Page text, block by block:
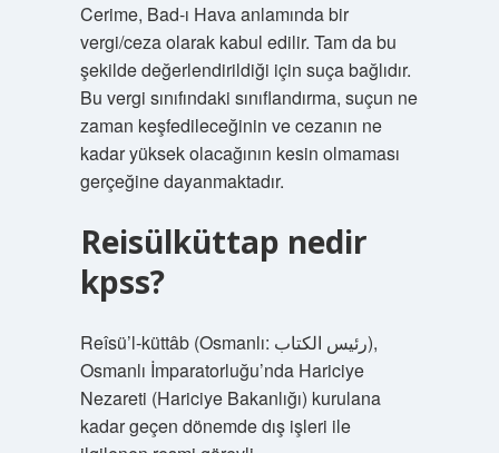
Cerime, Bad-ı Hava anlamında bir
vergi/ceza olarak kabul edilir. Tam da bu
şekilde değerlendirildiği için suça bağlıdır.
Bu vergi sınıfındaki sınıflandırma, suçun ne
zaman keşfedileceğinin ve cezanın ne
kadar yüksek olacağının kesin olmaması
gerçeğine dayanmaktadır.
Reisülküttap nedir
kpss?
Reîsü’l-küttâb (Osmanlı: رئيس الكتاب),
Osmanlı İmparatorluğu’nda Hariciye
Nezareti (Hariciye Bakanlığı) kurulana
kadar geçen dönemde dış işleri ile